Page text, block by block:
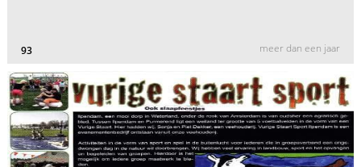
93 meer dan een jaar